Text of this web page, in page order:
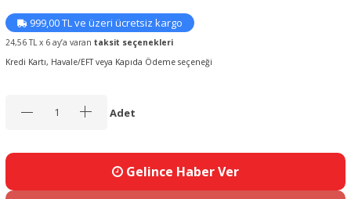
999,00 TL ve üzeri ücretsiz kargo
24,56 TL x 6 ay’a varan taksit seçenekleri
Kredi Kartı, Havale/EFT veya Kapıda Ödeme seçeneği
Adet
Gelince Haber Ver